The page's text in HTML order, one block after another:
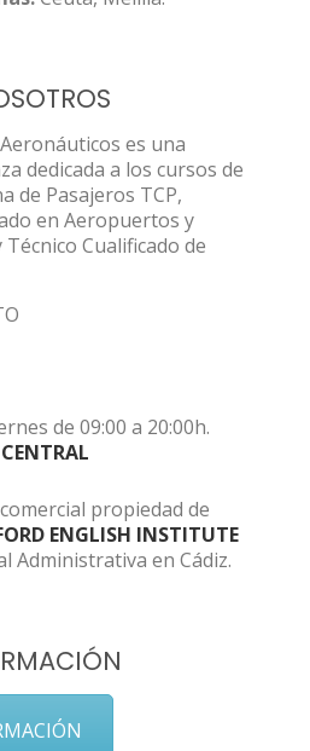
es una
dedicada a los cursos de
de Pasajeros TCP,
en Aeropuertos y
Técnico Cualificado de
de 09:00 a 20:00h.
propiedad de
ENGLISH INSTITUTE
Administrativa en Cádiz.